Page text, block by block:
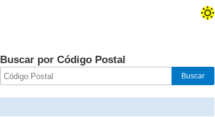
Buscar por Código Postal